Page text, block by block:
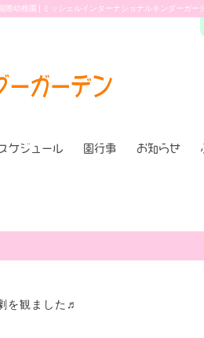
幼稚園 | ミッシェルインターナショナルキンダーガー
スケジュール 園行事 お知らせ
を観ました♬